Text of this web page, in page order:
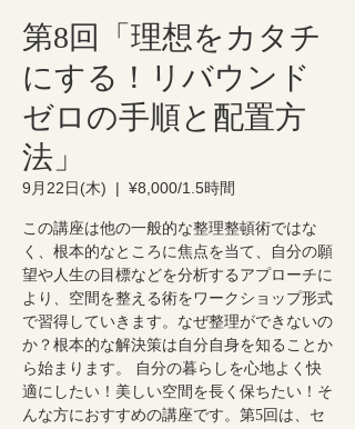
第8回「理想をカタチ
にする！リバウンド
ゼロの手順と配置方
法」
9月22日(木)
  |
¥8,000/1.5時間
この講座は他の一般的な整理整頓術ではな
く、根本的なところに焦点を当て、自分の願
望や人生の目標などを分析するアプローチに
より、空間を整える術をワークショップ形式
で習得していきます。なぜ整理ができないの
か？根本的な解決策は自分自身を知ることか
ら始まります。 自分の暮らしを心地よく快
適にしたい！美しい空間を長く保ちたい！そ
んな方におすすめの講座です。第5回は、セ